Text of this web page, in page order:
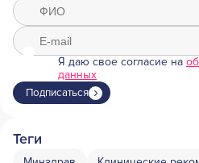
Я даю свое согласие на
данных
Подписаться
Теги